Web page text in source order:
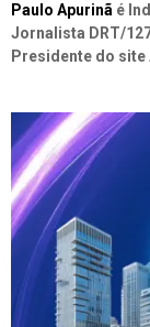
Paulo Apurinã é
Jornalista DRT/
Presidente do site